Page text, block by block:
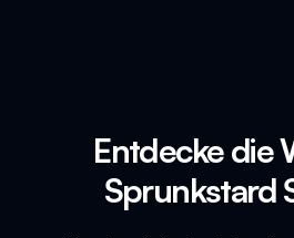
Entdecke die
Sprunkstard